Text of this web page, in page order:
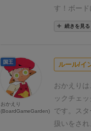
何回も何回
3×3マスで
す！ボード
員同じ条
獲得でき
で穏便に進
いが始まり
いかもし
き度（Like
なゲーム
続きを見る
ルール/イ
おかえり
ックチェ
です。ス
扱いをさ
国王
おかえり
(BoardGameGarden)